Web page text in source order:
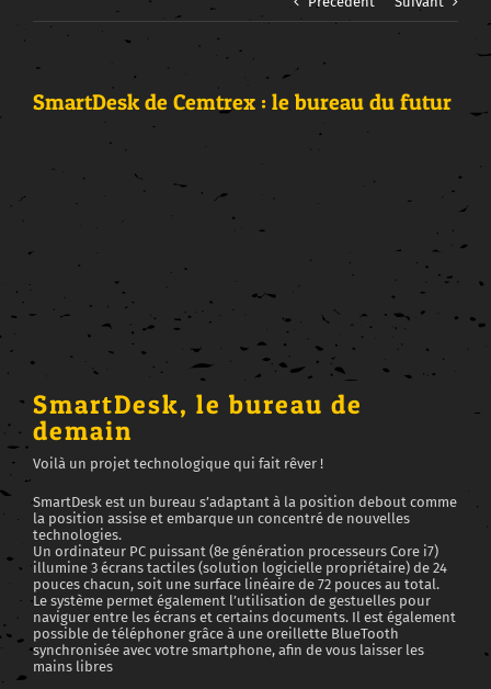
SmartDesk de Cemtrex : le bureau du futur
SmartDesk, le bureau de
demain
Voilà un projet technologique qui fait rêver !
SmartDesk est un bureau s’adaptant à la position debout comme
la position assise et embarque un concentré de nouvelles
technologies.
Un ordinateur PC puissant (8e génération processeurs Core i7)
illumine 3 écrans tactiles (solution logicielle propriétaire) de 24
pouces chacun, soit une surface linéaire de 72 pouces au total.
Le système permet également l’utilisation de gestuelles pour
naviguer entre les écrans et certains documents. Il est également
possible de téléphoner grâce à une oreillette BlueTooth
synchronisée avec votre smartphone, afin de vous laisser les
mains libres